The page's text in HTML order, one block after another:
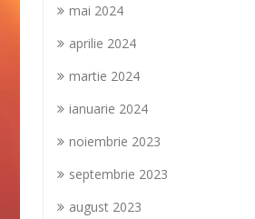
mai 2024
aprilie 2024
martie 2024
ianuarie 2024
noiembrie 2023
septembrie 2023
august 2023